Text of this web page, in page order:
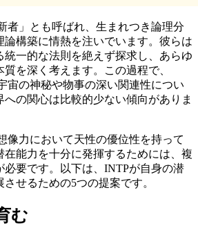
者」とも呼ばれ、生まれつき論理分
論構築に情熱を注いでいます。彼らは
統一的な法則を絶えず探求し、あらゆ
を深く考えます。この過程で、
宙の神秘や物事の深い関連性につい
の関心は比較的少ない傾向がありま
像力において天性の優位性を持って
在能力を十分に発揮するためには、複
必要です。以下は、INTPが自身の潜
せるための5つの提案です。
む